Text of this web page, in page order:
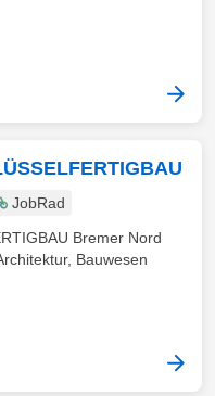
JobRad
Bremer Nord
Bauwesen